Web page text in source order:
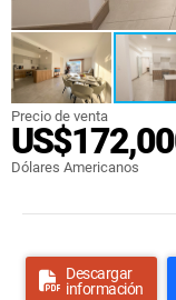
Precio de venta
Dólares Americanos
Descargar
información